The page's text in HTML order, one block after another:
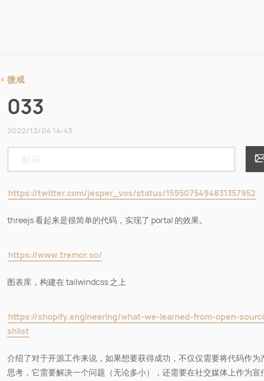
微咸
033
2022/12/04 14:43
https://twitter.com/jesper_vos/status/1595075494831357952
threejs 看起来是很简单的代码，实现了 portal 的效果。
https://www.tremor.so/
图表库，构建在 tailwindcss 之上
https://shopify.engineering/what-we-learned-from-open-
shlist
介绍了对于开源工作来说，如果想要获得成功，不仅仅需要将代码作为
思考，它需要解决一个问题（无论多小），还需要在社交媒体上作为宣